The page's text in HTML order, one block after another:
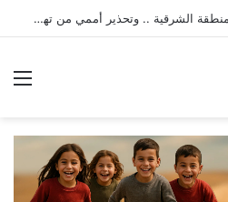
الشرع يعلن خطة تنموية للمنطقة الشرقية .. وتحذير أممي من تهديدات داعش _ حصاد الأسبوع